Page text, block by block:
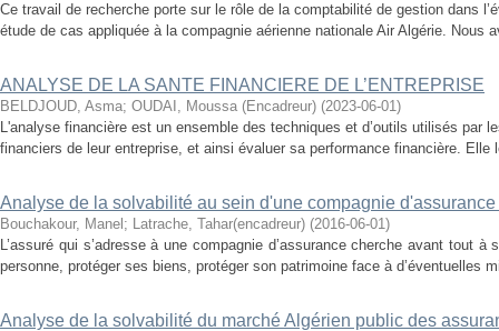
Ce travail de recherche porte sur le rôle de la comptabilité de gestion dans
étude de cas appliquée à la compagnie aérienne nationale Air Algérie. Nous
ANALYSE DE LA SANTE FINANCIERE DE L’ENTREPRISE
BELDJOUD, Asma; OUDAI, Moussa (Encadreur) (2023-06-01)
L'analyse financière est un ensemble des techniques et d’outils utilisés par
financiers de leur entreprise, et ainsi évaluer sa performance financière. Elle
Analyse de la solvabilité au sein d'une compagnie
Bouchakour, Manel ; Latrache, Tahar(encadreur) (2016-06-01)
L’assuré qui s’adresse à une compagnie d’assurance cherche avant tout
personne, protéger ses biens, protéger son patrimoine face à d’éventuelles
Analyse de la solvabilité du marché Algérien public des